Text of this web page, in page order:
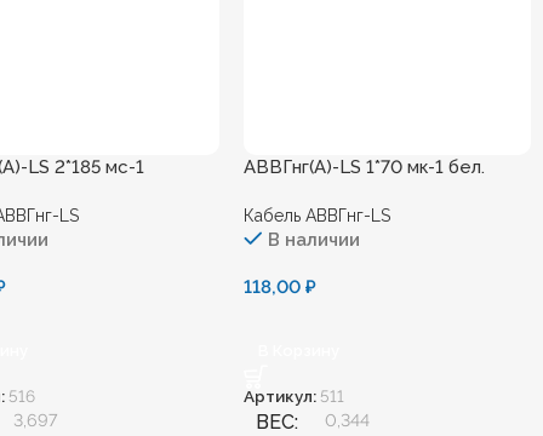
LS 2*185 мс-1
LS
516
3,697
АВВГнг(А)-LS 1*70 мк-1 бел.
Кабель АВВГнг-LS
В наличии
118,00₽
Артикул: 511
ВЕС 0,344